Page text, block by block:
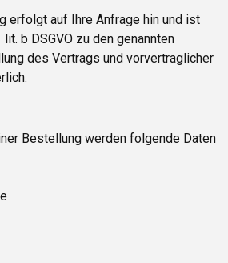
erfolgt auf Ihre Anfrage hin und ist
lit. b DSGVO zu den genannten
des Vertrags und vorvertraglicher
Bestellung werden folgende Daten